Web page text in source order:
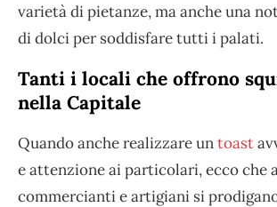
varietà di pietanze, ma anche una
di dolci per soddisfare tutti i palati.
Tanti i locali che offrono
nella Capitale
Quando anche realizzare untoast
e attenzione ai particolari, ecco che
commercianti e artigiani si